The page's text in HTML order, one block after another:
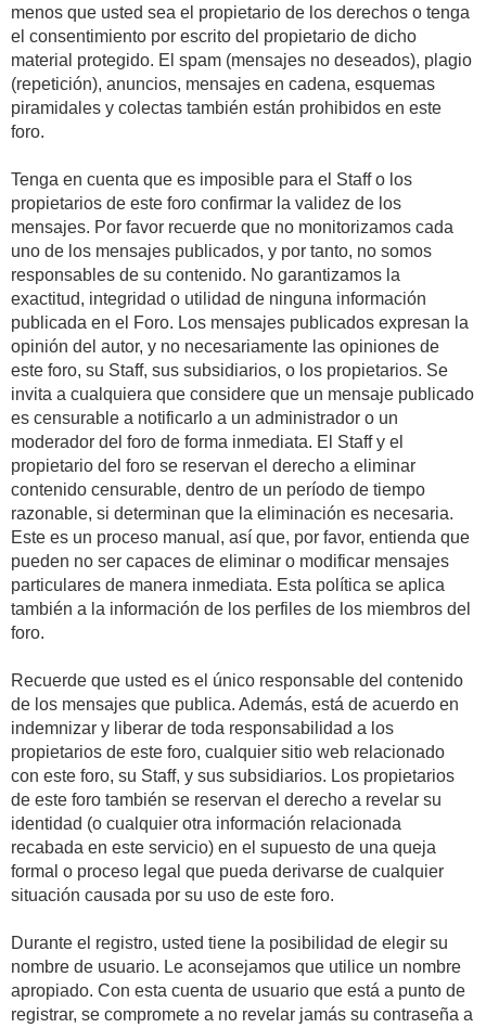
menos que usted sea el propietario de los derechos o tenga
el consentimiento por escrito del propietario de dicho
material protegido. El spam (mensajes no deseados), plagio
(repetición), anuncios, mensajes en cadena, esquemas
piramidales y colectas también están prohibidos en este
foro.
Tenga en cuenta que es imposible para el Staff o los
propietarios de este foro confirmar la validez de los
mensajes. Por favor recuerde que no monitorizamos cada
uno de los mensajes publicados, y por tanto, no somos
responsables de su contenido. No garantizamos la
exactitud, integridad o utilidad de ninguna información
publicada en el Foro. Los mensajes publicados expresan la
opinión del autor, y no necesariamente las opiniones de
este foro, su Staff, sus subsidiarios, o los propietarios. Se
invita a cualquiera que considere que un mensaje publicado
es censurable a notificarlo a un administrador o un
moderador del foro de forma inmediata. El Staff y el
propietario del foro se reservan el derecho a eliminar
contenido censurable, dentro de un período de tiempo
razonable, si determinan que la eliminación es necesaria.
Este es un proceso manual, así que, por favor, entienda que
pueden no ser capaces de eliminar o modificar mensajes
particulares de manera inmediata. Esta política se aplica
también a la información de los perfiles de los miembros del
foro.
Recuerde que usted es el único responsable del contenido
de los mensajes que publica. Además, está de acuerdo en
indemnizar y liberar de toda responsabilidad a los
propietarios de este foro, cualquier sitio web relacionado
con este foro, su Staff, y sus subsidiarios. Los propietarios
de este foro también se reservan el derecho a revelar su
identidad (o cualquier otra información relacionada
recabada en este servicio) en el supuesto de una queja
formal o proceso legal que pueda derivarse de cualquier
situación causada por su uso de este foro.
Durante el registro, usted tiene la posibilidad de elegir su
nombre de usuario. Le aconsejamos que utilice un nombre
apropiado. Con esta cuenta de usuario que está a punto de
registrar, se compromete a no revelar jamás su contraseña a